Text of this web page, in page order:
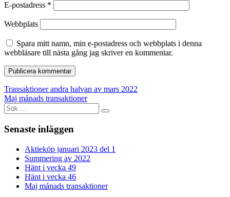
E-postadress *
Webbplats
Spara mitt namn, min e-postadress och webbplats i denna
webbläsare till nästa gång jag skriver en kommentar.
Inläggsnavigering
Transaktioner andra halvan av mars 2022
Maj månads transaktioner
Sök
efter:
Senaste inläggen
Aktieköp januari 2023 del 1
Summering av 2022
Hänt i vecka 49
Hänt i vecka 46
Maj månads transaktioner